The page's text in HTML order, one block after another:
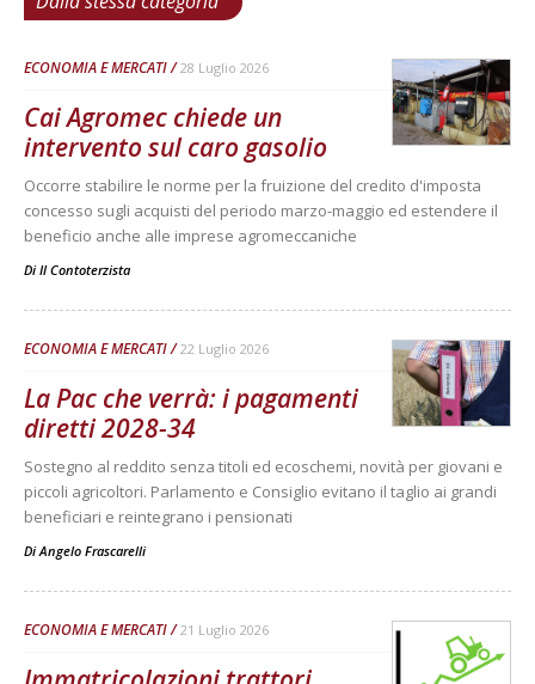
ECONOMIA E MERCATI 28 Luglio 2026
Cai Agromec chiede un
intervento sul caro gasolio
Occorre stabilire le norme per la fruizione del credito d'imposta
concesso sugli acquisti del periodo marzo-maggio ed estendere il
beneficio anche alle imprese agromeccaniche
Di Il Contoterzista
ECONOMIA E MERCATI 22 Luglio 2026
La Pac che verrà: i pagamenti
diretti 2028-34
Sostegno al reddito senza titoli ed ecoschemi, novità per giovani e
piccoli agricoltori. Parlamento e Consiglio evitano il taglio ai grandi
beneficiari e reintegrano i pensionati
Di Angelo Frascarelli
ECONOMIA E MERCATI 21 Luglio 2026